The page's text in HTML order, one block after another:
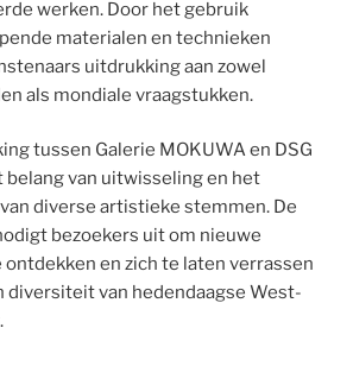
werken. Door het gebruik
materialen en technieken
uitdrukking aan zowel
als mondiale vraagstukken.
tussen Galerie MOKUWA en DSG
van uitwisseling en het
diverse artistieke stemmen. De
bezoekers uit om nieuwe
en zich te laten verrassen
diversiteit van hedendaagse West-